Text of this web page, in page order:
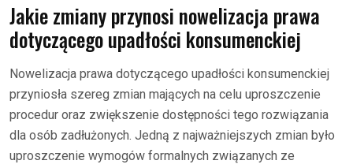
Jakie zmiany przynosi nowelizacja prawa
dotyczącego upadłości konsumenckiej
Nowelizacja prawa dotyczącego upadłości konsumenckiej
przyniosła szereg zmian mających na celu uproszczenie
procedur oraz zwiększenie dostępności tego rozwiązania
dla osób zadłużonych. Jedną z najważniejszych zmian było
uproszczenie wymogów formalnych związanych ze